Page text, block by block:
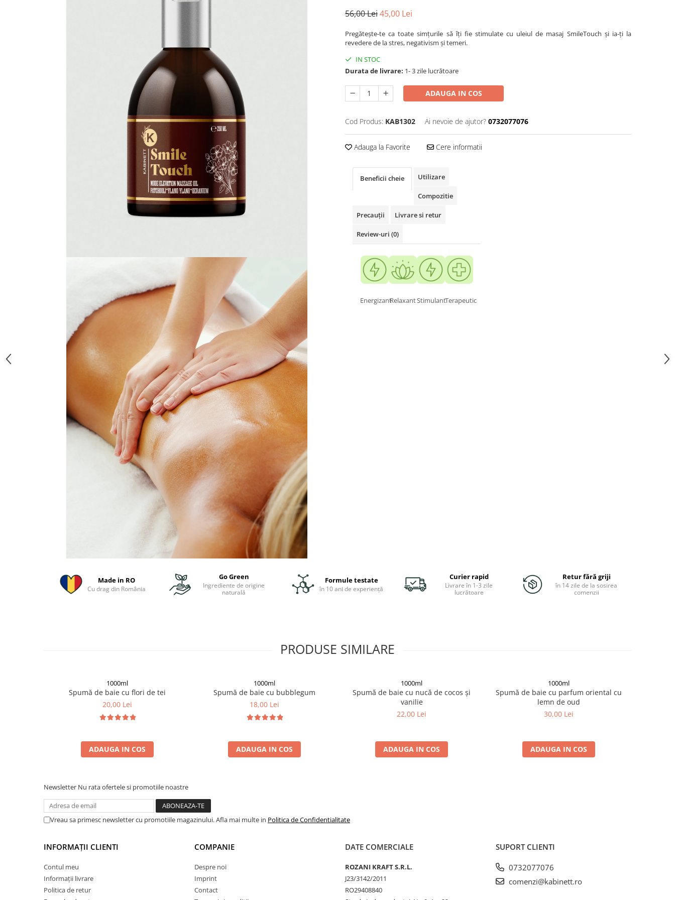
56,00 Lei45,00 Lei
Pregătește-te ca toate simțurile să îți fie stimulate cu uleiul de masaj SmileTouch și ia-ți la
revedere de la stres, negativism și temeri.
IN STOC
Durata de livrare: 1- 3 zile lucrătoare
ADAUGA IN COS
Cod Produs: KAB1302 Ai nevoie de ajutor? 0732077076
Adauga la Favorite Cere informatii
Beneficii cheie Utilizare
Compozitie
Precauții Livrare si retur
Review-uri (0)
EnergizantRelaxantStimulantTerapeutic
Made in RO
Cu drag din România
Go Green
Ingrediente de origine
naturală
Formule testate
în 10 ani de experiență
Curier rapid
Livrare în 1-3 zile
lucrătoare
Retur fără griji
în 14 zile de la sosirea
comenzii
PRODUSE SIMILARE
1000ml
Spumă de baie cu flori de tei
20,00 Lei
ADAUGA IN COS
1000ml
Spumă de baie cu bubblegum
18,00 Lei
ADAUGA IN COS
1000ml
Spumă de baie cu nucă de cocos și
vanilie
22,00 Lei
ADAUGA IN COS
1000ml
Spumă de baie cu parfum oriental cu
lemn de oud
30,00 Lei
ADAUGA IN COS
Newsletter Nu rata ofertele si promotiile noastre
Vreau sa primesc newsletter cu promotiile magazinului. Afla mai multe in Politica de Confidentialitate
INFORMAȚII CLIENTI
Contul meu
Informații livrare
Politica de retur
COMPANIE
Despre noi
Imprint
Contact
DATE COMERCIALE
ROZANI KRAFT S.R.L.
J23/3142/2011
RO29408840
SUPORT CLIENTI
0732077076
comenzi@kabinett.ro